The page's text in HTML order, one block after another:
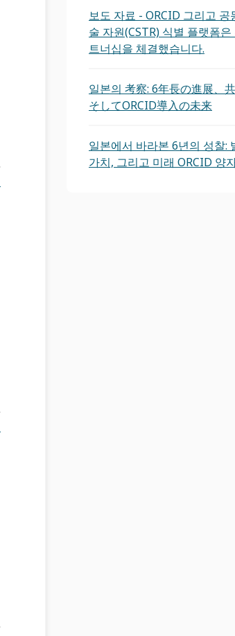
보도 자료 - ORCID 그리고 공
술 자원(CSTR) 식별 플랫폼
트너십을 체결했습니다.
일본의 考察: 6年長の進展、共
そしてORCID導入の未来
일본에서 바라본 6년의 성찰:
가치, 그리고 미래 ORCID 양